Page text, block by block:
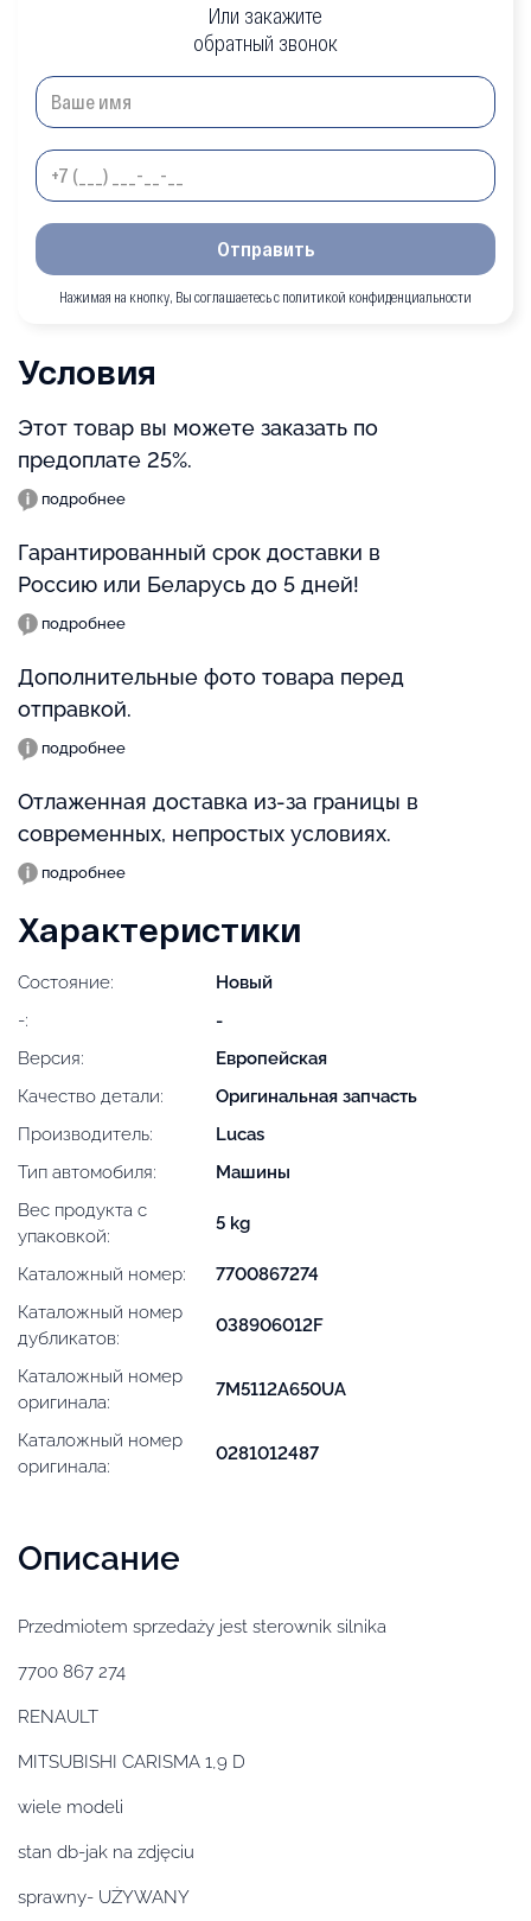
Или закажите
обратный звонок
Отправить
Нажимая на кнопку, Вы соглашаетесь с политикой конфиденциальности
Условия
Этот товар вы можете заказать по
предоплате 25%.
подробнее
Гарантированный срок доставки в
Россию или Беларусь до 5 дней!
подробнее
Дополнительные фото товара перед
отправкой.
подробнее
Отлаженная доставка из-за границы в
современных, непростых условиях.
подробнее
Характеристики
Состояние:
Новый
-:
-
Версия:
Европейская
Качество детали:
Оригинальная запчасть
Производитель:
Lucas
Тип автомобиля:
Машины
Вес продукта с
упаковкой:
5 kg
Каталожный номер:
7700867274
Каталожный номер
дубликатов:
038906012F
Каталожный номер
оригинала:
7M5112A650UA
Каталожный номер
оригинала:
0281012487
Описание
Przedmiotem sprzedaży jest sterownik silnika
7700 867 274
RENAULT
MITSUBISHI CARISMA 1,9 D
wiele modeli
stan db-jak na zdjęciu
sprawny- UŻYWANY